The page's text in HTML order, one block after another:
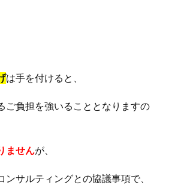
は手を付けると、
ご負担を強いることとなりますの
ませんが、
ンサルティングとの協議事項で、